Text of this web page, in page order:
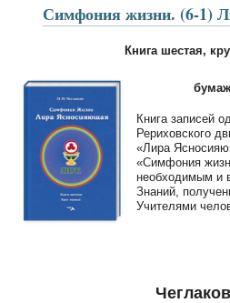
Симфония жизни. (6-1)
Книга шестая,
Книга записей
Рериховского
«Лира
«Симфония
необходимым и
Знаний,
Учителями